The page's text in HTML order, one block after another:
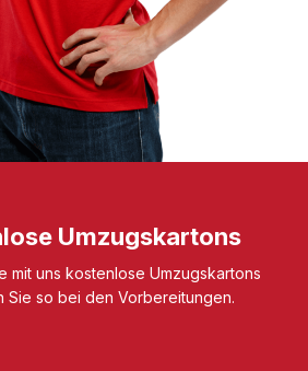
Umzugskartons
mit uns kostenlose Umzugskartons
Sie so bei den Vorbereitungen.